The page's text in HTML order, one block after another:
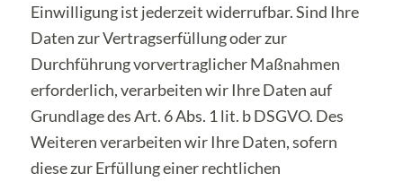
Einwilligung ist jederzeit widerrufbar. Sind Ihre
Daten zur Vertragserfüllung oder zur
Durchführung vorvertraglicher Maßnahmen
erforderlich, verarbeiten wir Ihre Daten auf
Grundlage des Art. 6 Abs. 1 lit. b DSGVO. Des
Weiteren verarbeiten wir Ihre Daten, sofern
diese zur Erfüllung einer rechtlichen